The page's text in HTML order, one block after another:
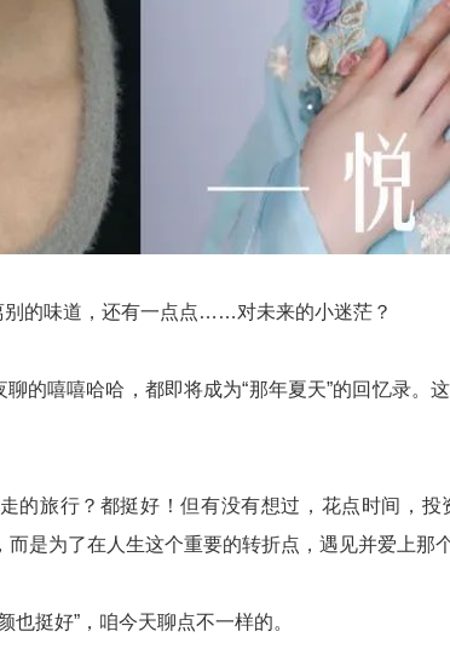
的味道，还有一点点……对未来的小迷茫？
的嘻嘻哈哈，都即将成为“那年夏天”的回忆录。
的旅行？都挺好！但有没有想过，花点时间，
而是为了在人生这个重要的转折点，遇见并爱上那
也挺好”，咱今天聊点不一样的。